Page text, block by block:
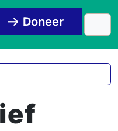
Doneer